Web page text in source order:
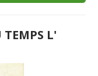
TEMPS L'